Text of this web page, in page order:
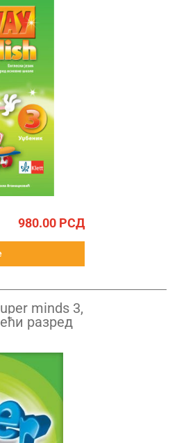
980.00 РСД
minds 3,
разред